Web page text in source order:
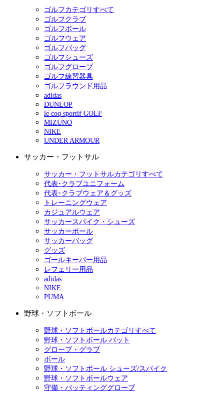
ゴルフカテゴリすべて
ゴルフクラブ
ゴルフボール
ゴルフウェア
ゴルフバッグ
ゴルフシューズ
ゴルフグローブ
ゴルフ練習器具
ゴルフラウンド用品
adidas
DUNLOP
le coq sportif GOLF
MIZUNO
NIKE
UNDER ARMOUR
サッカー・フットサル
サッカー・フットサルカテゴリすべて
代表･クラブユニフォーム
代表･クラブウェア＆グッズ
トレーニングウェア
カジュアルウェア
サッカースパイク・シューズ
サッカーボール
サッカーバッグ
グッズ
ゴールキーパー用品
レフェリー用品
adidas
NIKE
PUMA
野球・ソフトボール
野球・ソフトボールカテゴリすべて
野球・ソフトボール バット
グローブ・グラブ
ボール
野球・ソフトボール シューズ/スパイク
野球・ソフトボールウェア
守備・バッティンググローブ